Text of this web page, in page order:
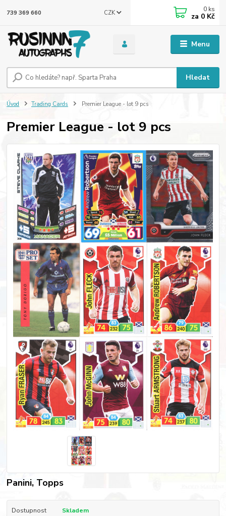
Menu
CZK
Hledat
739 369 660 0 ks
za 0 Kč
Úvod Trading Cards Premier League - lot 9 pcs
Premier League - lot 9 pcs
Panini, Topps
Dostupnost Skladem